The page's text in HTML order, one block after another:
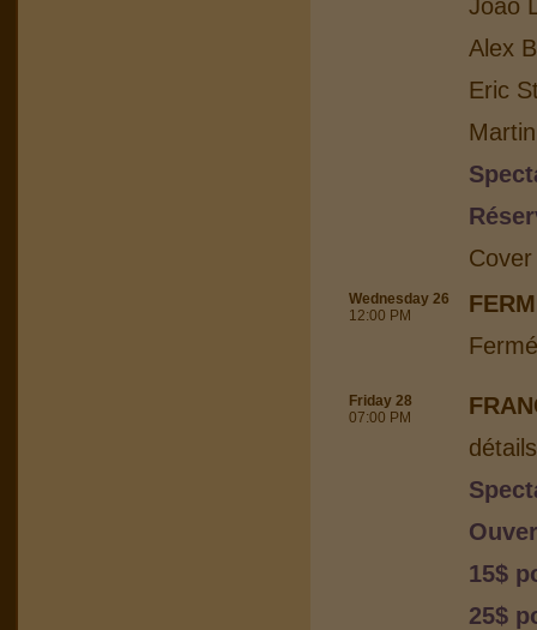
Joao
Alex
Eric
Wednesday 26
12:00 PM
Friday 28
07:00 PM
15$
25$